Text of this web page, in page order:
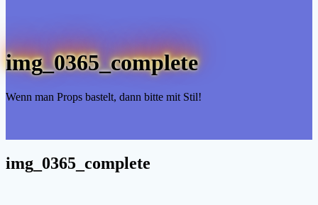
img_0365_complete
Wenn man Props bastelt, dann bitte mit Stil!
img_0365_complete